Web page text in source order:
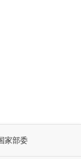
家部委